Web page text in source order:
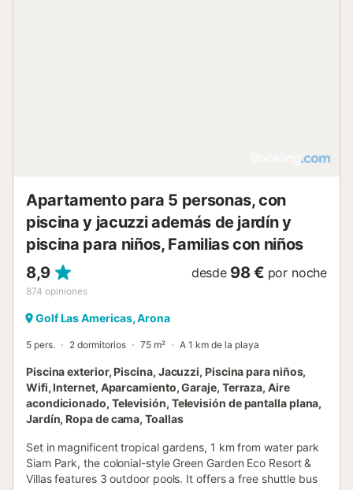
Apartamento para 5 personas, con
piscina y jacuzzi además de jardín y
piscina para niños, Familias con niños
8,9
874 opiniones
desde 98 € por noche
Golf Las Americas, Arona
5 pers. 2 dormitorios 75 m² A 1 km de la playa
Piscina exterior, Piscina, Jacuzzi, Piscina para niños,
Wifi, Internet, Aparcamiento, Garaje, Terraza, Aire
acondicionado, Televisión, Televisión de pantalla plana,
Jardín, Ropa de cama, Toallas
Set in magnificent tropical gardens, 1 km from water park
Siam Park, the colonial-style Green Garden Eco Resort &
Villas features 3 outdoor pools. It offers a free shuttle bus